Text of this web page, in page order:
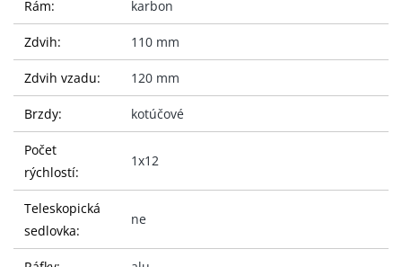
Rám: karbon
Zdvih: 110 mm
Zdvih vzadu: 120 mm
Brzdy: kotúčové
Počet
rýchlostí:
1x12
Teleskopická
sedlovka:
ne